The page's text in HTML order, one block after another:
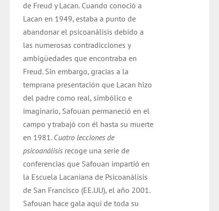
de Freud y Lacan. Cuando conoció a
Lacan en 1949, estaba a punto de
abandonar el psicoanálisis debido a
las numerosas contradicciones y
ambigüedades que encontraba en
Freud. Sin embargo, gracias a la
temprana presentación que Lacan hizo
del padre como real, simbólico e
imaginario, Safouan permaneció en el
campo y trabajó con él hasta su muerte
en 1981. Cuatro lecciones de
psicoanálisis recoge una serie de
conferencias que Safouan impartió en
la Escuela Lacaniana de Psicoanálisis
de San Francisco (EE.UU), el año 2001.
Safouan hace gala aquí de toda su